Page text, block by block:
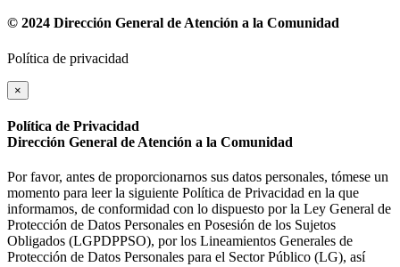
© 2024 Dirección General de Atención a la Comunidad
Política de privacidad
×
Política de Privacidad
Dirección General de Atención a la Comunidad
Por favor, antes de proporcionarnos sus datos personales, tómese un
momento para leer la siguiente Política de Privacidad en la que
informamos, de conformidad con lo dispuesto por la Ley General de
Protección de Datos Personales en Posesión de los Sujetos
Obligados (LGPDPPSO), por los Lineamientos Generales de
Protección de Datos Personales para el Sector Público (LG), así